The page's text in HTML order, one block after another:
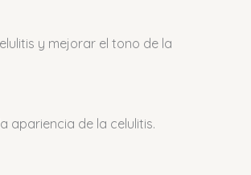
y mejorar el tono de la
apariencia de la celulitis.